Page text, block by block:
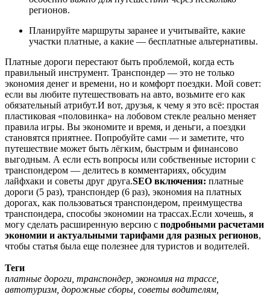
регионов.
Планируйте маршруты заранее и учитывайте, какие
участки платные, а какие — бесплатные альтернативы.
Платные дороги перестают быть проблемой, когда есть
правильный инструмент. Транспондер — это не только
экономия денег и времени, но и комфорт поездки. Мой совет:
если вы любите путешествовать на авто, возьмите его как
обязательный атрибут.И вот, друзья, к чему я это всё: простая
пластиковая «половинка» на лобовом стекле реально меняет
правила игры. Вы экономите и время, и деньги, а поездки
становятся приятнее. Попробуйте сами — и заметите, что
путешествие может быть лёгким, быстрым и финансово
выгодным. А если есть вопросы или собственные истории с
транспондером — делитесь в комментариях, обсудим
лайфхаки и советы друг друга.SEO включения: платные
дороги (5 раз), транспондер (6 раз), экономия на платных
дорогах, как пользоваться транспондером, преимущества
транспондера, способы экономии на трассах.Если хочешь, я
могу сделать расширенную версию с подробными расчетами
экономии и актуальными тарифами для разных регионов,
чтобы статья была еще полезнее для туристов и водителей.
Теги
платные дороги, транспондер, экономия на трассе,
автотуризм, дорожные сборы, советы водителям,